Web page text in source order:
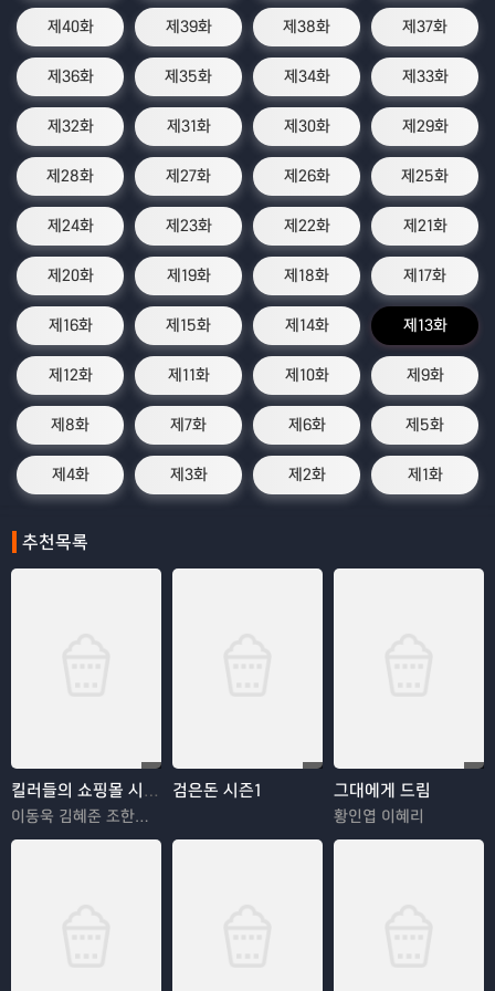
제40화 제39화 제38화 제37화
제36화 제35화 제34화 제33화
제32화 제31화 제30화 제29화
제28화 제27화 제26화 제25화
제24화 제23화 제22화 제21화
제20화 제19화 제18화 제17화
제16화 제15화 제14화 제13화
제12화 제11화 제10화 제9화
제8화 제7화 제6화 제5화
제4화 제3화 제2화 제1화
추천목록
킬러들의 쇼핑몰 시즌2
이동욱 김혜준 조한선 김해나
검은돈 시즌1 그대에게 드림
황인엽 이혜리